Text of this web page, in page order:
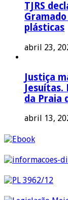
TJRS
plásticas
abril 23,
Justiça
Jesuítas.
da Praia
abril 13,